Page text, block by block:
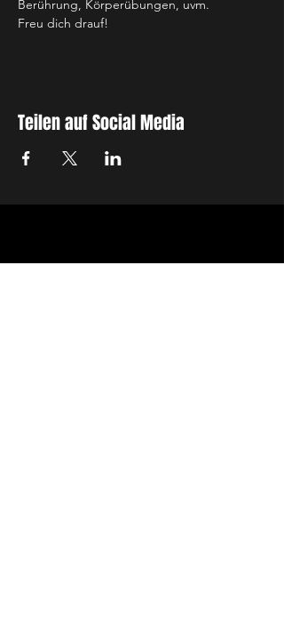
Berührung, Körperübungen, uvm.
Freu dich drauf!
Teilen auf Social Media